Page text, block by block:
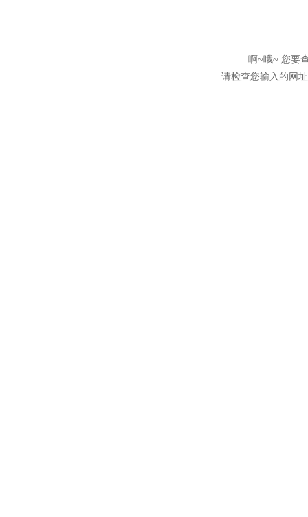
啊~哦~ 您要
请检查您输入的网